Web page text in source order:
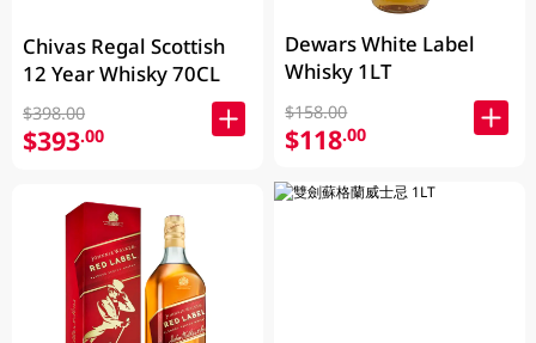
Chivas Regal Scottish
12 Year Whisky 70CL
$398.00
$393.00
Dewars White Label
Whisky 1LT
$158.00
$118.00